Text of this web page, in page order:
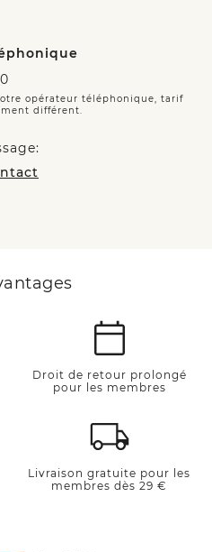
opérateur téléphonique, tarif
différent.
Droit de retour prolongé
pour les membres
Livraison gratuite pour les
membres dès 29 €